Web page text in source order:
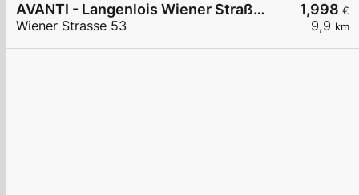
1,998 €
9,9 km
AVANTI - Langenlois Wiener Straße 53
Wiener Strasse 53